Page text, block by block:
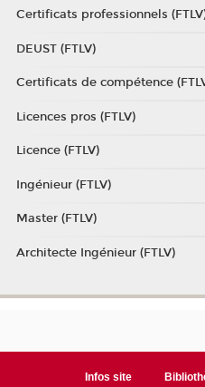
Certificats professionnels
DEUST (FTLV)
Certificats de compétence
Licences pros (FTLV)
Licence (FTLV)
Ingénieur (FTLV)
Master (FTLV)
Architecte Ingénieur (FTLV)
Infos site